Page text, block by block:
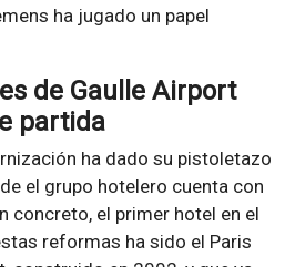
ha jugado un papel
de Gaulle Airport
partida
ha dado su pistoletazo
el grupo hotelero cuenta con
concreto, el primer hotel en el
reformas ha sido el Paris